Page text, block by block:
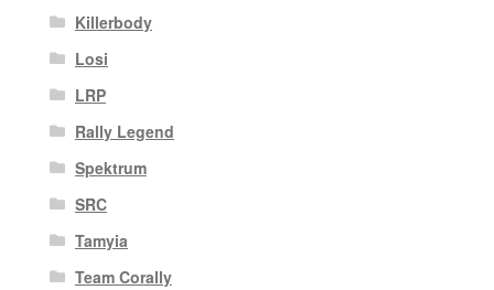
Killerbody
Losi
LRP
Rally Legend
Spektrum
SRC
Tamyia
Team Corally